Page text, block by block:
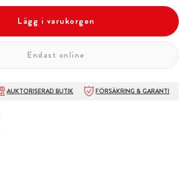
Lägg i varukorgen
Endast online
AUKTORISERAD BUTIK FÖRSÄKRING & GARANTI